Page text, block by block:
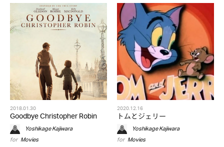
2018.01.30
Goodbye Christopher Robin
Yoshikage Kajiwara
for Movies
2020.12.16
トムとジェリー
Yoshikage Kajiwara
for Movies